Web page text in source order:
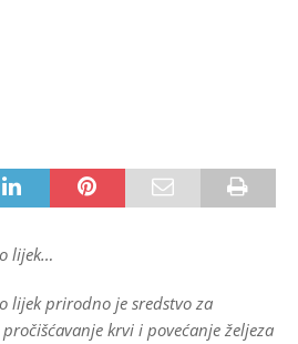
lijek…
lijek prirodno je sredstvo za
krvi i povećanje željeza